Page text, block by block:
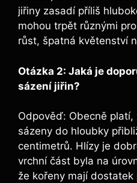
jiřiny zasadí příliš
mohou trpět různými
růst, špatná květenství
Otázka 2: Jaká je
⁢sázení jiřin?
Odpověď: ⁤Obecně
sázeny do hloubky
centimetrů. Hlízy je
vrchní část byla na
že kořeny mají